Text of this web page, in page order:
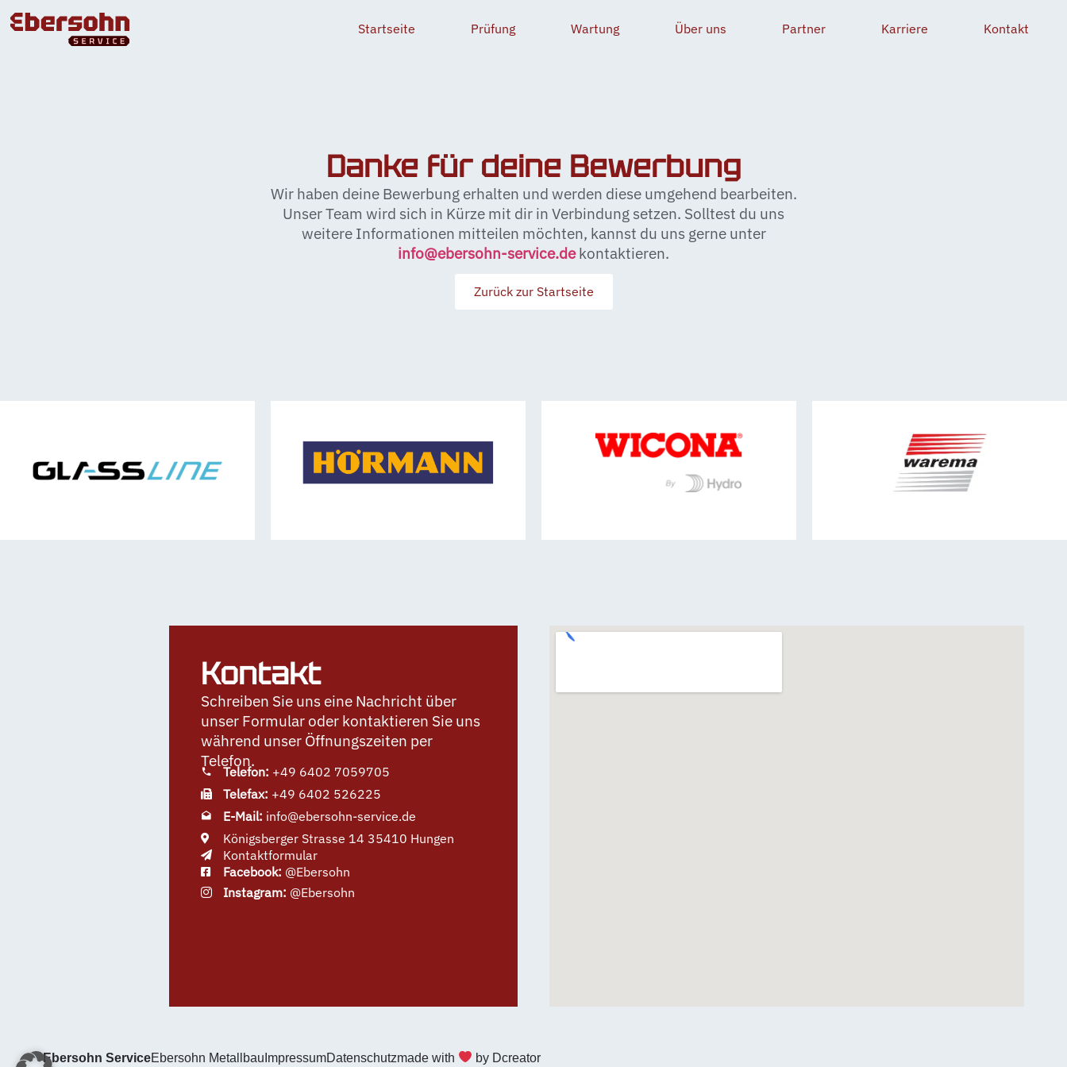
Startseite Prüfung Wartung Über uns Partner Karriere Kontakt
Danke für deine Bewerbung​
Wir haben deine Bewerbung erhalten und werden diese umgehend bearbeiten.
Unser Team wird sich in Kürze mit dir in Verbindung setzen. Solltest du uns
weitere Informationen mitteilen möchten, kannst du uns gerne unter
info@ebersohn-service.dekontaktieren.
Zurück zur Startseite
Kontakt
Schreiben Sie uns eine Nachricht über
unser Formular oder kontaktieren Sie uns
während unser Öffnungszeiten per
Telefon.
Telefon: +49 6402 7059705
Telefax: +49 6402 526225
E-Mail: info@ebersohn-service.de
Königsberger Strasse 14 35410 Hungen
Kontaktformular
Facebook: @Ebersohn
Instagram: @Ebersohn
Ebersohn ServiceEbersohn Metallbau ImpressumDatenschutzmade with by Dcreator